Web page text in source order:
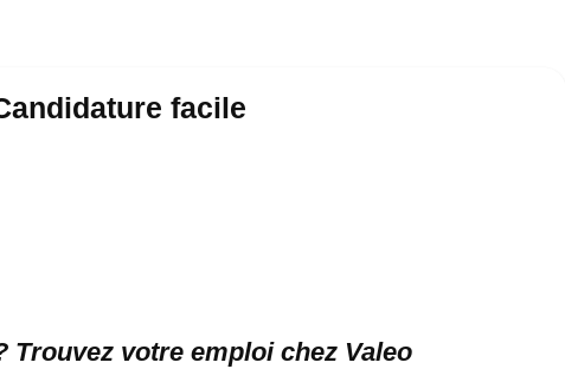
facile
Trouvez votre emploi chez Valeo